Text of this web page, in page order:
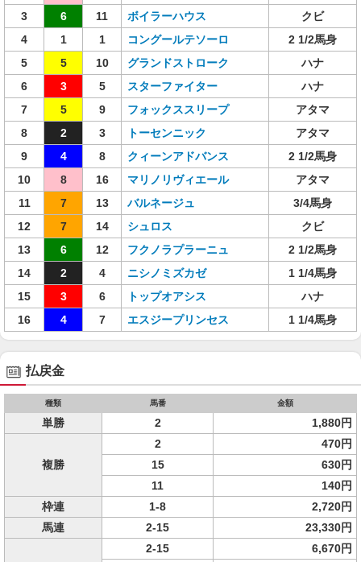
3
6 11 ボイラーハウス
クビ
4
1 1 コングールテソーロ
2 1/2馬身
5
5 10 グランドストローク
ハナ
6
3 5 スターファイター
ハナ
7
5 9 フォックススリープ
アタマ
8
2 3 トーセンニック
アタマ
9
4 8 クィーンアドバンス
2 1/2馬身
10
8 16 マリノリヴィエール
アタマ
11
7 13 バルネージュ
3/4馬身
12
7 14 シュロス
クビ
13
6 12 フクノラプラーニュ
2 1/2馬身
14
2 4 ニシノミズカゼ
1 1/4馬身
15
3 6 トップオアシス
ハナ
16
4 7 エスジープリンセス 1 1/4馬身
払戻金
種類 馬番 金額
単勝 2 1,880円
複勝
2
470円
15
630円
11
140円
枠連
1-8
2,720円
馬連
2-15 23,330円
2-15
6,670円